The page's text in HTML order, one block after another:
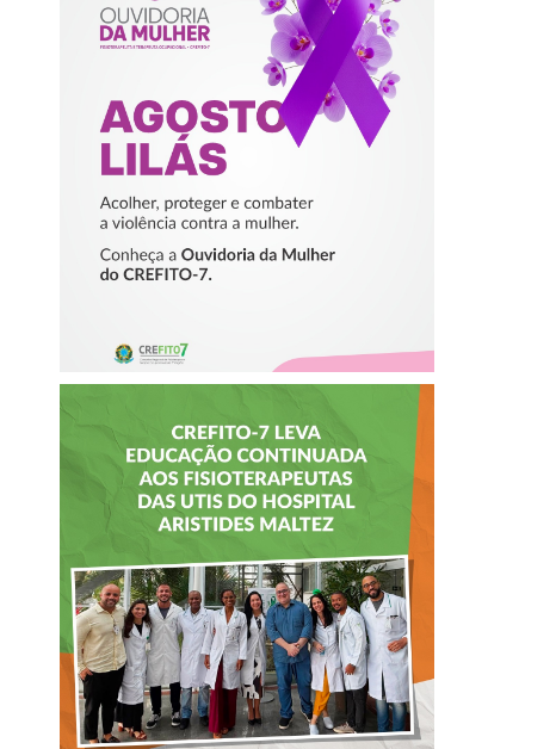
AGOSTO LILÁS –
ACOLHER,
PROTEGER E
COMBATER A
VIOLÊNCIA
CONTRA A
MULHER
CREFITO-7 LEVA
EDUCAÇÃO
CONTINUADA AOS
FISIOTERAPEUTAS
DAS UTIs DO
HOSPITAL
ARISTIDES
MALTEZ